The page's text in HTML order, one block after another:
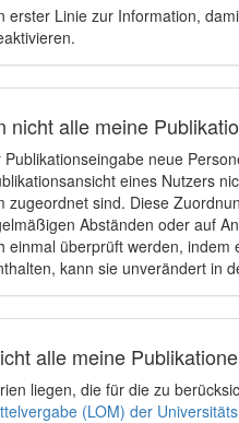
erster Linie zur Information,
nicht alle meine
neue
eines Nutzers
zugeordnet sind. Diese
Abständen oder auf
einmal überprüft werden,
kann sie unverändert in
alle meine
liegen, die für die zu
(LOM) der